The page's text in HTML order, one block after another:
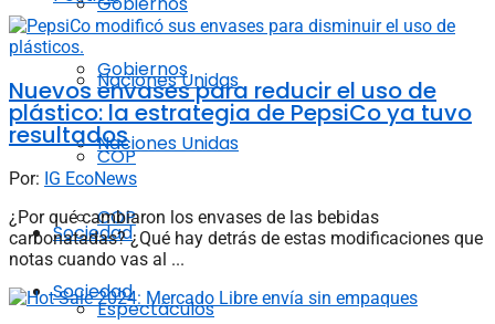
Naciones Unidas
COP
Sociedad
Espectáculos
Gobiernos
Naciones Unidas
COP
Sociedad
Nuevos envases para reducir el uso de
plástico: la estrategia de PepsiCo ya tuvo
resultados
Por: IG EcoNews
¿Por qué cambiaron los envases de las bebidas
carbonatadas? ¿Qué hay detrás de estas modificaciones que
notas cuando vas al ...